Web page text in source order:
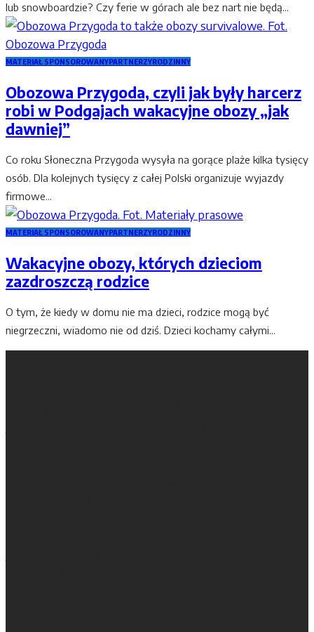
lub snowboardzie? Czy ferie w górach ale bez nart nie będą...
MATERIAŁ SPONSOROWANYPARTNERZYRODZINNY
Obozowa Przygoda, czyli jak były harcerz
robi w Podgajach wakacyjne obozy „jak
dawniej”
Co roku Słoneczna Przygoda wysyła na gorące plaże kilka tysięcy
osób. Dla kolejnych tysięcy z całej Polski organizuje wyjazdy
firmowe...
MATERIAŁ SPONSOROWANYPARTNERZYRODZINNY
Wakacyjne obozy, których dzieciom
zazdroszczą rodzice
O tym, że kiedy w domu nie ma dzieci, rodzice mogą być
niegrzeczni, wiadomo nie od dziś. Dzieci kochamy całymi...